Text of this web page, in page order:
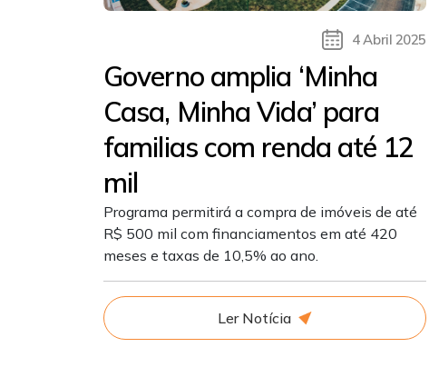
4 Abril 2025
Governo amplia ‘Minha
Casa, Minha Vida’ para
familias com renda até 12
mil
Programa permitirá a compra de imóveis de até
R$ 500 mil com financiamentos em até 420
meses e taxas de 10,5% ao ano.
Ler Notícia